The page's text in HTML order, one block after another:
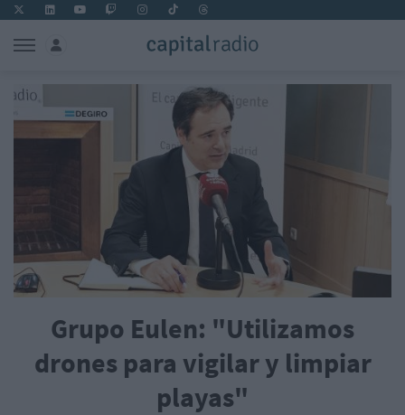
Grupo Eulen: "Utilizamos
drones para vigilar y limpiar
playas"